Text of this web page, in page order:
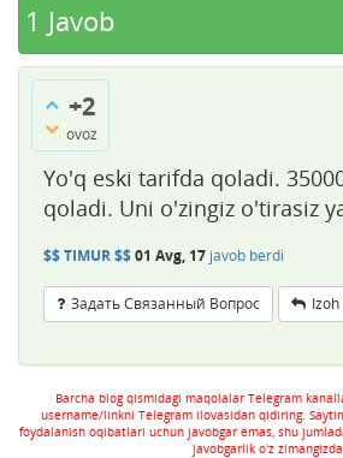
1 Javob
+2
ovoz
Yo'q eski tarifda qoladi.
qoladi. Uni o'zingiz o'tirasiz
$$ TIMUR $$01 Avg, 17 javob berdi
Задать Связанный Вопрос
Barcha blog qismidagi maqolalar Telegram
username/linkni Telegram ilovasidan qidiring.
foydalanish oqibatlari uchun javobgar emas, shu
javobgarlik o'z zimangizda.